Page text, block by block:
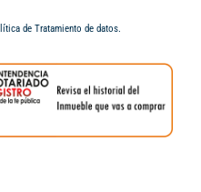
de Tratamiento de datos.